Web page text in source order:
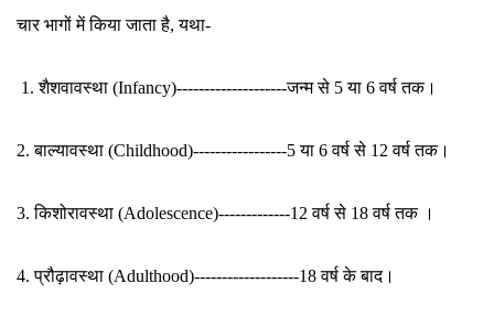
चार भागों में किया जाता है, यथा-
1. शैशवावस्था (Infancy)--------------------जन्म से 5 या 6 वर्ष तक।
2. बाल्यावस्था (Childhood)-----------------5 या 6 वर्ष से 12 वर्ष तक।
3. किशोरावस्था (Adolescence)-------------12 वर्ष से 18 वर्ष तक ।
4. प्रौढ़ावस्था (Adulthood)-------------------18 वर्ष के बाद।